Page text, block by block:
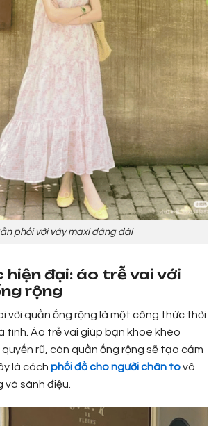
phối với váy maxi dáng dài
hiện đại: áo trễ vai với
rộng
với quần ống rộng là một công thức thời
tính. Áo trễ vai giúp bạn khoe khéo
rũ, còn quần ống rộng sẽ tạo cảm
là cách phối đồ cho người chân tovô
sành điệu.